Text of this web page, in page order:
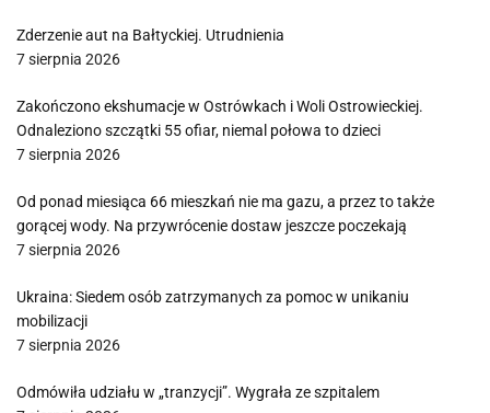
Zderzenie aut na Bałtyckiej. Utrudnienia
7 sierpnia 2026
Zakończono ekshumacje w Ostrówkach i Woli Ostrowieckiej.
Odnaleziono szczątki 55 ofiar, niemal połowa to dzieci
7 sierpnia 2026
Od ponad miesiąca 66 mieszkań nie ma gazu, a przez to także
gorącej wody. Na przywrócenie dostaw jeszcze poczekają
7 sierpnia 2026
Ukraina: Siedem osób zatrzymanych za pomoc w unikaniu
mobilizacji
7 sierpnia 2026
Odmówiła udziału w „tranzycji”. Wygrała ze szpitalem